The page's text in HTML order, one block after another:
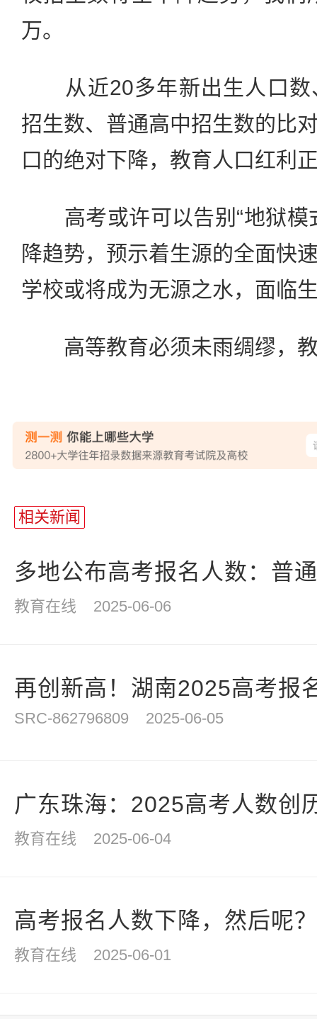
万。
从近20多年新出生人口数
招生数、普通高中招生数的比
口的绝对下降，教育人口红利
高考或许可以告别“地狱模
降趋势，预示着生源的全面快
学校或将成为无源之水，面
高等教育必须未雨绸缪，教
相关新闻
多地公布高考报名人数：普
教育在线 2025-06-06
再创新高！湖南2025高考报
SRC-862796809 2025-06-05
广东珠海：2025高考人数创
教育在线 2025-06-04
高考报名人数下降，然后呢？
教育在线 2025-06-01